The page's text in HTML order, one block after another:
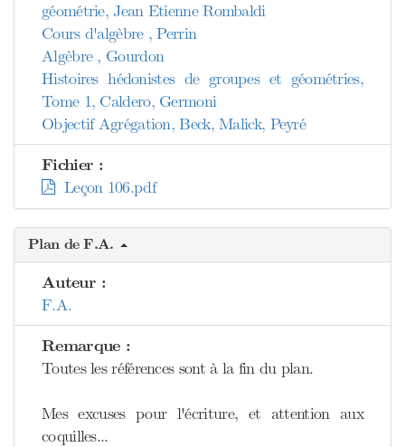
géométrie, Jean Etienne Rombaldi
Cours d'algèbre , Perrin
Algèbre , Gourdon
Histoires hédonistes de groupes et géométries,
Tome 1, Caldero, Germoni
Objectif Agrégation, Beck, Malick, Peyré
Fichier :
Leçon 106.pdf
Plan de F.A.
Auteur :
F.A.
Remarque :
Toutes les références sont à la fin du plan.
Mes excuses pour l'écriture, et attention aux
coquilles...